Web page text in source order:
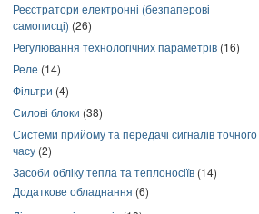
Реєстратори електронні (безпаперові
самописці) (26)
Регулювання технологічних параметрів (16)
Реле (14)
Фільтри (4)
Силові блоки (38)
Системи прийому та передачі сигналів точного
часу (2)
Засоби обліку тепла та теплоносіїв (14)
Додаткове обладнання (6)